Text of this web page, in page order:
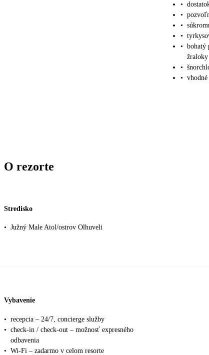
•
•
•
•
• bohatý
žraloky
•
•
O rezorte
Stredisko
• Južný Male Atol/ostrov Olhuveli
Vybavenie
• recepcia – 24/7, concierge služby
• check-in / check-out – možnosť expresného
odbavenia
• Wi-Fi – zadarmo v celom resorte